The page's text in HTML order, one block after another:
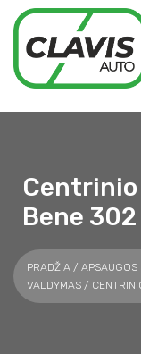
Centrinio
Bene 302
PRADŽIA / APSAUGOS
VALDYMAS /